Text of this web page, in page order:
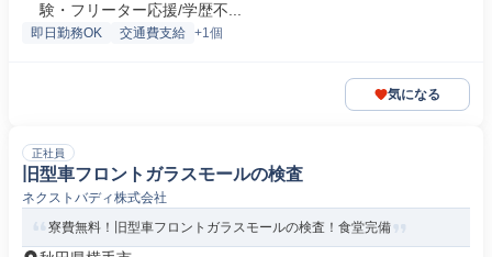
験・フリーター応援/学歴不...
即日勤務OK 交通費支給 +1個
気になる
正社員
旧型車フロントガラスモールの検査
ネクストバディ株式会社
寮費無料！旧型車フロントガラスモールの検査！食堂完備